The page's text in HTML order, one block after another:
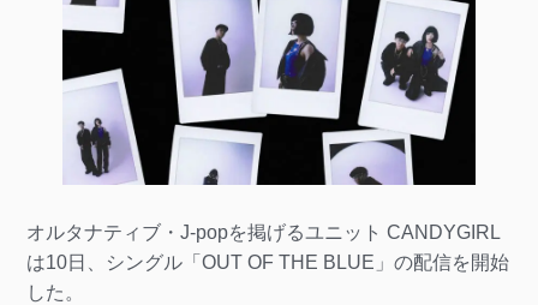
オルタナティブ・J-popを掲げるユニット CANDYGIRL
は10日、シングル「OUT OF THE BLUE」の配信を開始
した。